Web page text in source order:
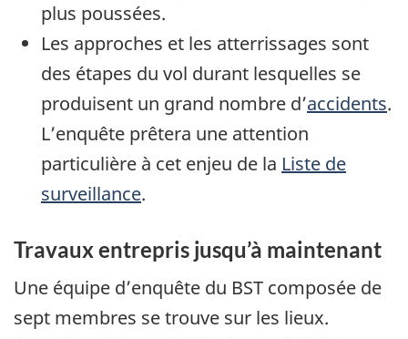
plus poussées.
Les approches et les atterrissages sont
des étapes du vol durant lesquelles se
produisent un grand nombre d’accidents.
L’enquête prêtera une attention
particulière à cet enjeu de la Liste de
surveillance.
Travaux entrepris jusqu’à maintenant
Une équipe d’enquête du BST composée de
sept membres se trouve sur les lieux.